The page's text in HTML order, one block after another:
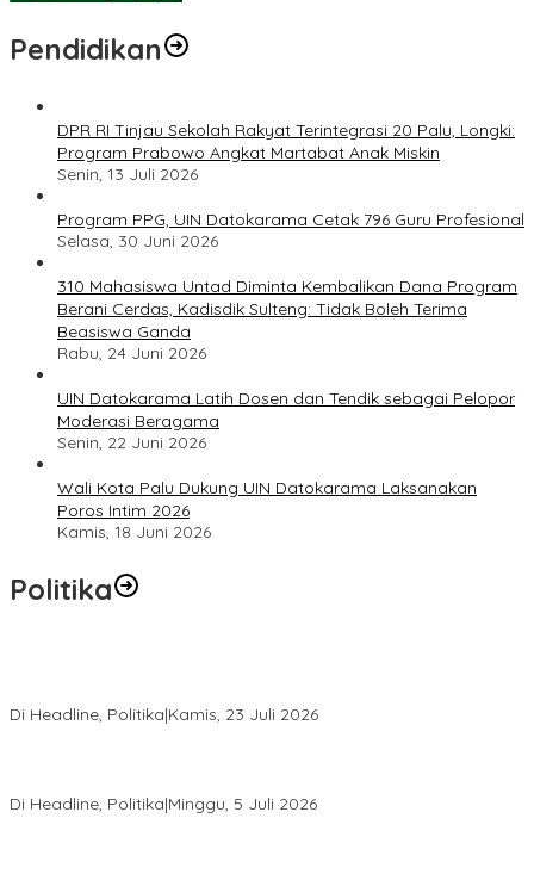
Pendidikan
DPR RI Tinjau Sekolah Rakyat Terintegrasi 20 Palu, Longki:
Program Prabowo Angkat Martabat Anak Miskin
Senin, 13 Juli 2026
Program PPG, UIN Datokarama Cetak 796 Guru Profesional
Selasa, 30 Juni 2026
310 Mahasiswa Untad Diminta Kembalikan Dana Program
Berani Cerdas, Kadisdik Sulteng: Tidak Boleh Terima
Beasiswa Ganda
Rabu, 24 Juni 2026
UIN Datokarama Latih Dosen dan Tendik sebagai Pelopor
Moderasi Beragama
Senin, 22 Juni 2026
Wali Kota Palu Dukung UIN Datokarama Laksanakan
Poros Intim 2026
Kamis, 18 Juni 2026
Politika
Di Headline, Politika|Kamis, 23 Juli 2026
Di Headline, Politika|Minggu, 5 Juli 2026